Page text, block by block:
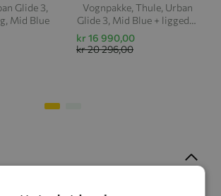
Glide 3,
Mid Blue
Vognpakke, Thule, Urban
Glide 3, Mid Blue + liggedel,
sort inkl. Maple, Black +
Base, Alfi
kr 16 990,00
kr 20 296,00